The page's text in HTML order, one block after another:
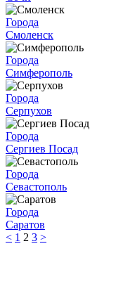
Города
Смоленск
Города
Симферополь
Города
Серпухов
Города
Сергиев Посад
Города
Севастополь
Города
Саратов
< 1 2 3 >